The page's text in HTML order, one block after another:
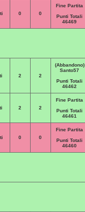
0 0
Fine Partita
Punti Totali
46469
2 2
(Abbandono)
Santo57
Punti Totali
46462
2 2
Fine Partita
Punti Totali
46461
0 0
Fine Partita
Punti Totali
46460